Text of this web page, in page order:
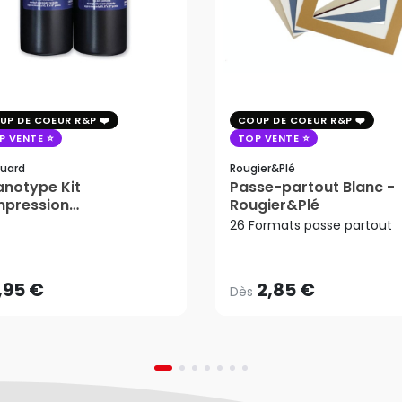
DE COEUR R&P
VENTE
Kit
€
AJOUTER AU PANIER
COUP DE COEUR R&P
TOP VENTE
Rougier&plé
Passe-partout Blanc -
Rougier&Plé
26 Formats passe partout
Dès 2,85 €
Dès2,85 €